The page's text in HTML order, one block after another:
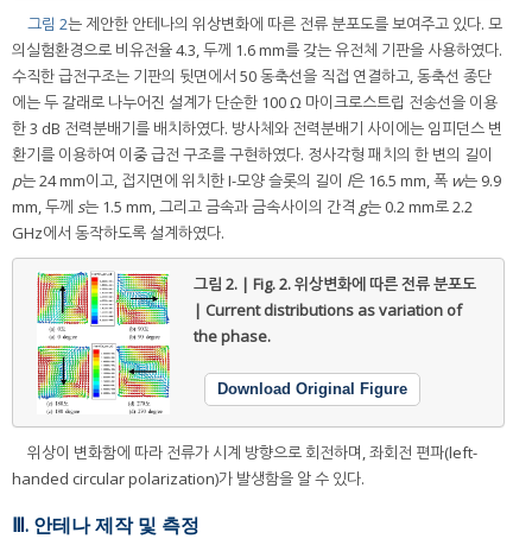
그림 2는 제안한 안테나의 위상변화에 따른 전류 분포도를 보여주고 있다. 모
의실험환경으로 비유전율 4.3, 두께 1.6 mm를 갖는 유전체 기판을 사용하였다.
수직한 급전구조는 기판의 뒷면에서 50 동축선을 직접 연결하고, 동축선 종단
에는 두 갈래로 나누어진 설계가 단순한 100 Ω 마이크로스트립 전송선을 이용
한 3 dB 전력분배기를 배치하였다. 방사체와 전력분배기 사이에는 임피던스 변
환기를 이용하여 이중 급전 구조를 구현하였다. 정사각형 패치의 한 변의 길이
p는 24 mm이고, 접지면에 위치한 I-모양 슬롯의 길이 l은 16.5 mm, 폭 w는 9.9
mm, 두께 s는 1.5 mm, 그리고 금속과 금속사이의 간격 g는 0.2 mm로 2.2
GHz에서 동작하도록 설계하였다.
그림 2. | Fig. 2.위상변화에 따른 전류 분포도
| Current distributions as variation of
the phase.
Download Original Figure
위상이 변화함에 따라 전류가 시계 방향으로 회전하며, 좌회전 편파(left-
handed circular polarization)가 발생함을 알 수 있다.
Ⅲ. 안테나 제작 및 측정